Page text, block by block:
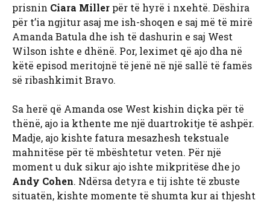
prisnin Ciara Miller për të hyrë i nxehtë. Dëshira
për t’ia ngjitur asaj me ish-shoqen e saj më të mirë
Amanda Batula dhe ish të dashurin e saj West
Wilson ishte e dhënë. Por, leximet që ajo dha në
këtë episod meritojnë të jenë në një sallë të famës
së ribashkimit Bravo.
Sa herë që Amanda ose West kishin diçka për të
thënë, ajo ia kthente me një duartrokitje të ashpër.
Madje, ajo kishte fatura mesazhesh tekstuale
mahnitëse për të mbështetur veten. Për një
moment u duk sikur ajo ishte mikpritëse dhe jo
Andy Cohen. Ndërsa detyra e tij ishte të zbuste
situatën, kishte momente të shumta kur ai thjesht